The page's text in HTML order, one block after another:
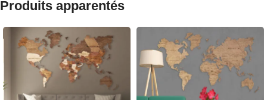
Produits apparentés